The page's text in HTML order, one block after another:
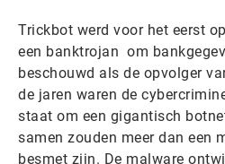
Trickbot werd voor het eerst
een banktrojan om
beschouwd als de opvolger
de jaren waren de
staat om een gigantisch
samen zouden meer dan een
besmet zijn. De malware